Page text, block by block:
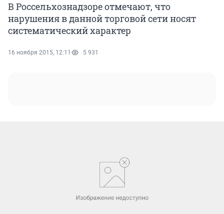
В Россельхознадзоре отмечают, что
нарушения в данной торговой сети носят
систематический характер
16 ноября 2015, 12:11 5 931